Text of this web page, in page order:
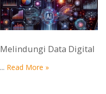
Melindungi Data Digital
... Read More »